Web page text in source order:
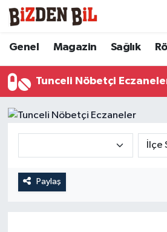
Genel Magazin Sağlık
Tunceli Nöbetçi
Paylaş
Hava Durumu
Trafik Durumu